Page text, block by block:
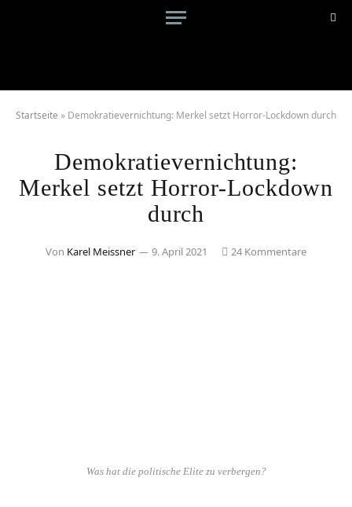
Startseite » Demokratievernichtung: Merkel setzt Horror-Lockdown durch
Demokratievernichtung:
Merkel setzt Horror-Lockdown
durch
Von Karel Meissner 9. April 2021 24 Kommentare
Was hat die politische Elite zu verbergen?